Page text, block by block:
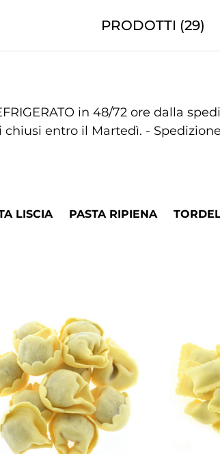
PRODOTTI (29)
in 48/72 ore dalla
entro il Martedì. -
LISCIA PASTA RIPIENA